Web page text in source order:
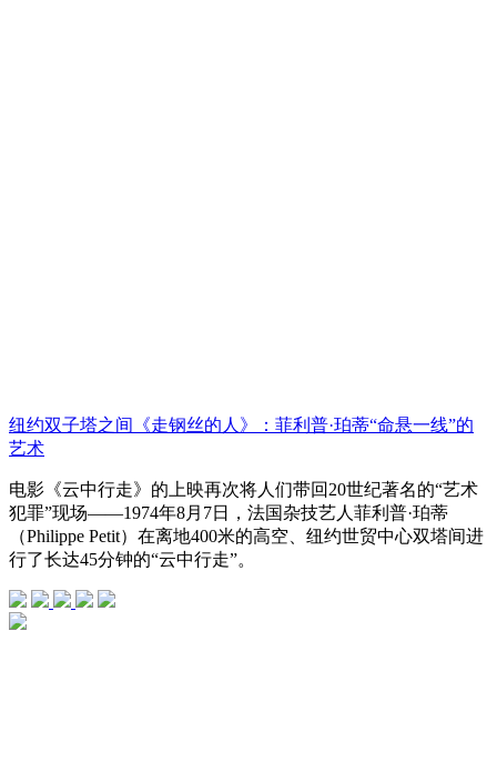
纽约双子塔之间《走钢丝的人》：菲利普·珀蒂“命悬一线”的
艺术
电影《云中行走》的上映再次将人们带回20世纪著名的“艺术
犯罪”现场——1974年8月7日，法国杂技艺人菲利普·珀蒂
（Philippe Petit）在离地400米的高空、纽约世贸中心双塔间进
行了长达45分钟的“云中行走”。